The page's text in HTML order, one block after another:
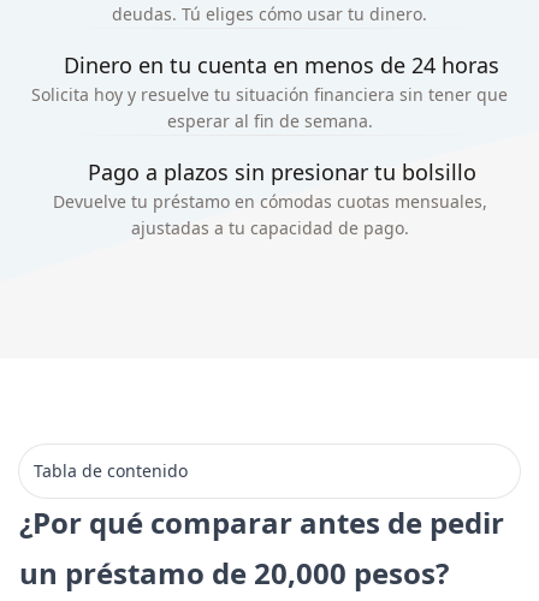
deudas. Tú eliges cómo usar tu dinero.
Dinero en tu cuenta en menos de 24 horas
Solicita hoy y resuelve tu situación financiera sin tener que
esperar al fin de semana.
Pago a plazos sin presionar tu bolsillo
Devuelve tu préstamo en cómodas cuotas mensuales,
ajustadas a tu capacidad de pago.
¿Por qué comparar antes de pedir
un préstamo de 20,000 pesos?
Tabla de contenido